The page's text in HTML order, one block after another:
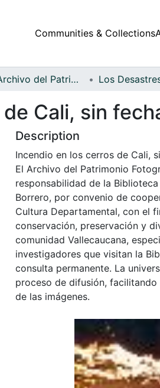
Communities & Collections
Fondo Archivo del Patrimonio Fotográfico y Fílmico del Valle del Cauca Los
Cali, sin
Description
Incendio en los cerros de Cali,
El Archivo del Patrimonio
responsabilidad de la
Borrero, por convenio de
Cultura Departamental, con el
conservación, preservación y
comunidad Vallecaucana,
investigadores que visitan la
consulta permanente. La
proceso de difusión,
de las imágenes.